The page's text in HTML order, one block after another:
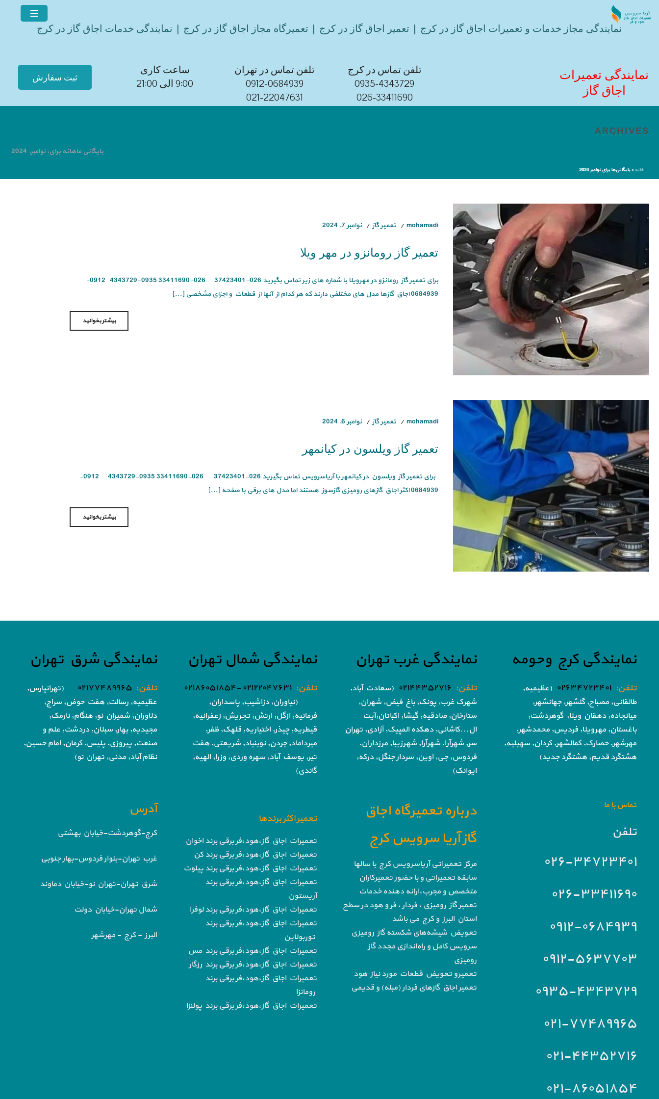
نمایندگی مجاز خدمات و تعمیرات اجاق گاز در کرج | تعمیر اجاق گاز در کرج | تعمیرگاه مجاز اجاق گاز در کرج | نمایندگی خدمات اجاق گاز در کرج
ثبت سفارش
ساعت کاری
9:00 الی 21:00
تلفن تماس در تهران
0912-0684939
021-22047631
تلفن تماس در کرج
0935-4343729
026-33411690
نمایندگی تعمیرات
اجاق گاز
ARCHIVES
بایگانی ماهانه برای: نوامبر, 2024
خانه »بایگانی‌ها برای نوامبر 2024
mohamadi تعمیر گاز نوامبر 7, 2024
تعمیر گاز رومانزو در مهر ویلا
برای تعمیر گاز رومانزو در مهرویلا با شماره های زیر تماس بگیرید 026-37423401 026-33411690 0935-4343729 0912-
0684939 اجاق گازها مدل های مختلفی دارند که هر کدام از آنها از قطعات و اجزای مشخصی [...]
بیشتر بخوانید
mohamadi تعمیر گاز نوامبر 6, 2024
تعمیر گاز ویلسون در کیانمهر
برای تعمیر گاز ویلسون در کیانمهر با آریاسرویس تماس بگیرید 026-37423401 026-33411690 0935-4343729 0912-
0684939 اکثر اجاق گازهای رومیزی گازسوز هستند اما مدل های برقی با صفحه [...]
بیشتر بخوانید
نمایندگی شرق تهران
تلفن: ۰۲۱۷۷۴۸۹۹۶۵
(تهرانپارس,
عظیمیه, رسالت, هفت حوض, سراج,
دلاوران, شمیران نو, هنگام, نارمک,
مجیدیه, بهار, سبلان, دردشت, علم و
صنعت, پیروزی, پلیس, کرمان, امام حسین,
نظام آباد, مدنی, تهران نو)
آدرس
کرج-گوهردشت-خیابان بهشتی
غرب تهران-بلوار فردوس-بهار جنوبی
شرق تهران-تهران نو-خیابان دماوند
شمال تهران-خیابان دولت
البرز - کرج - مهرشهر
نمایندگی شمال تهران
تلفن: ۰۲۱۲۲۰۴۷۶۳۱ -۰۲۱۸۶۰۵۱۸۵۴
(نیاوران, دزاشیب, پاسداران,
فرمانیه, ازگل, ارتش, تجریش, زعفرانیه,
قیطریه, چیذر, اختیاریه, قلهک, ظفر,
میرداماد, جردن, نوبنیاد, شریعتی, هفت
تیر, یوسف آباد, سهره وردی, وزرا, الهیه,
گاندی)
تعمیر اکثر برندها
تعمیرات اجاق گاز،هود،فر برقی برند اخوان
تعمیرات اجاق گاز،هود،فر برقی برند کن
تعمیرات اجاق گاز،هود،فر برقی برند پیلوت
تعمیرات اجاق گاز،هود،فر برقی برند
آریستون
تعمیرات اجاق گاز،هود،فر برقی برند لوفرا
تعمیرات اجاق گاز،هود،فر برقی برند
توربولاین
تعمیرات اجاق گاز،هود،فر برقی برند مس
تعمیرات اجاق گاز،هود،فر برقی برند رزگار
تعمیرات اجاق گاز،هود،فر برقی برند
رومانزا
تعمیرات اجاق گاز،هود،فر برقی برند پولنزا
نمایندگی غرب تهران
تلفن: ۰۲۱۴۴۳۵۲۷۱۶ (سعادت آباد,
شهرک غرب, پونک, باغ فیض, شهران,
ستارخان, صادقیه, گیشا, اکباتان,آیت
ال...کاشانی, دهکده المپیک, آزادی, تهران
سر, شهرآرا, شهرآرا, شهرزیبا, مرزداران,
فردوس, جی, اوین, سردار جنگل, درکه,
ایوانک)
درباره تعمیرگاه اجاق
گاز آریا سرویس کرج
مرکز تعمیراتی آریاسرویس کرج با سالها
سابقه تعمیراتی و با حضور تعمیرکاران
متخصص و مجرب،ارائه دهنده خدمات
تعمیر گاز رومیزی ، فردار ، فر و هود در سطح
استان البرز و کرج می باشد
تعویض شیشه‌های شکسته گاز رومیزی
سرویس کامل و راه‌اندازی مجدد گاز
رومیزی
تعمیرو تعویض قطعات مورد نیاز هود
تعمیر اجاق گاز‌های فردار (مبله) و قدیمی
نمایندگی کرج وحومه
تلفن: ۰۲۶۳۴۷۲۳۴۰۱
(عظیمیه,
طالقانی, مصباح, گلشهر, جهانشهر,
میانجاده, دهقان ویلا, گوهردشت,
باغستان, مهرویلا, فردیس, محمدشهر,
مهرشهر, حصارک, کمالشهر, کردان, سهیلیه,
هشتگرد قدیم, هشتگرد جدید)
تماس با ما
تلفن
۰۲۶-۳۴۷۲۳۴۰۱
۰۲۶-۳۳۴۱۱۶۹۰
۰۹۱۲-۰۶۸۴۹۳۹
۰۹۱۲-۵۶۳۷۷۰۳
۰۹۳۵-۴۳۴۳۷۲۹
۰۲۱-۷۷۴۸۹۹۶۵
۰۲۱-۴۴۳۵۲۷۱۶
۰۲۱-۸۶۰۵۱۸۵۴